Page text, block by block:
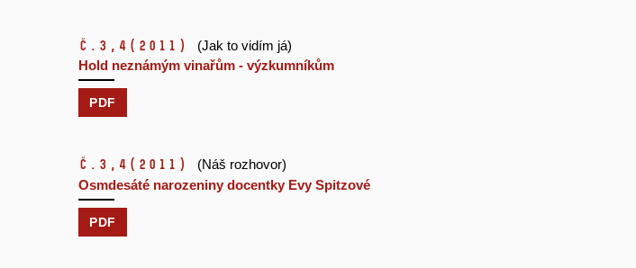
č.3,4 (2011)
(Jak to vidím já)
Hold neznámým vinařům - výzkumníkům
PDF
č.3,4 (2011)
(Náš rozhovor)
Osmdesáté narozeniny docentky Evy Spitzové
PDF